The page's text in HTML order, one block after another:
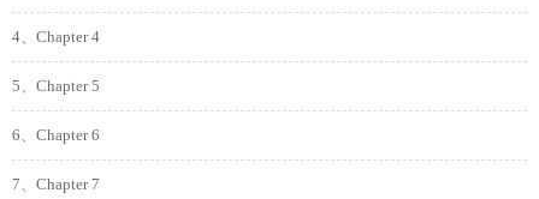
4、Chapter 4
5、Chapter 5
6、Chapter 6
7、Chapter 7